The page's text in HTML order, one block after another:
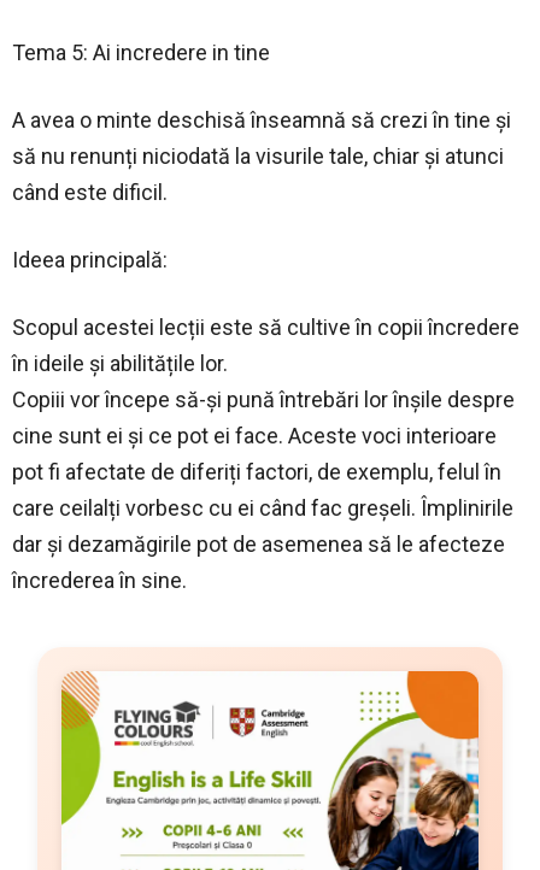
Tema 5: Ai incredere in tine
A avea o minte deschisă înseamnă să crezi în tine și
să nu renunți niciodată la visurile tale, chiar și atunci
când este dificil.
Ideea principală:
Scopul acestei lecții este să cultive în copii încredere
în ideile și abilitățile lor.
Copiii vor începe să-și pună întrebări lor înșile despre
cine sunt ei și ce pot ei face. Aceste voci interioare
pot fi afectate de diferiți factori, de exemplu, felul în
care ceilalți vorbesc cu ei când fac greșeli. Împlinirile
dar și dezamăgirile pot de asemenea să le afecteze
încrederea în sine.